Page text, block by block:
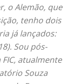
o Alemão, que
tenho dois
já lançados:
Sou pós-
atualmente
Souza